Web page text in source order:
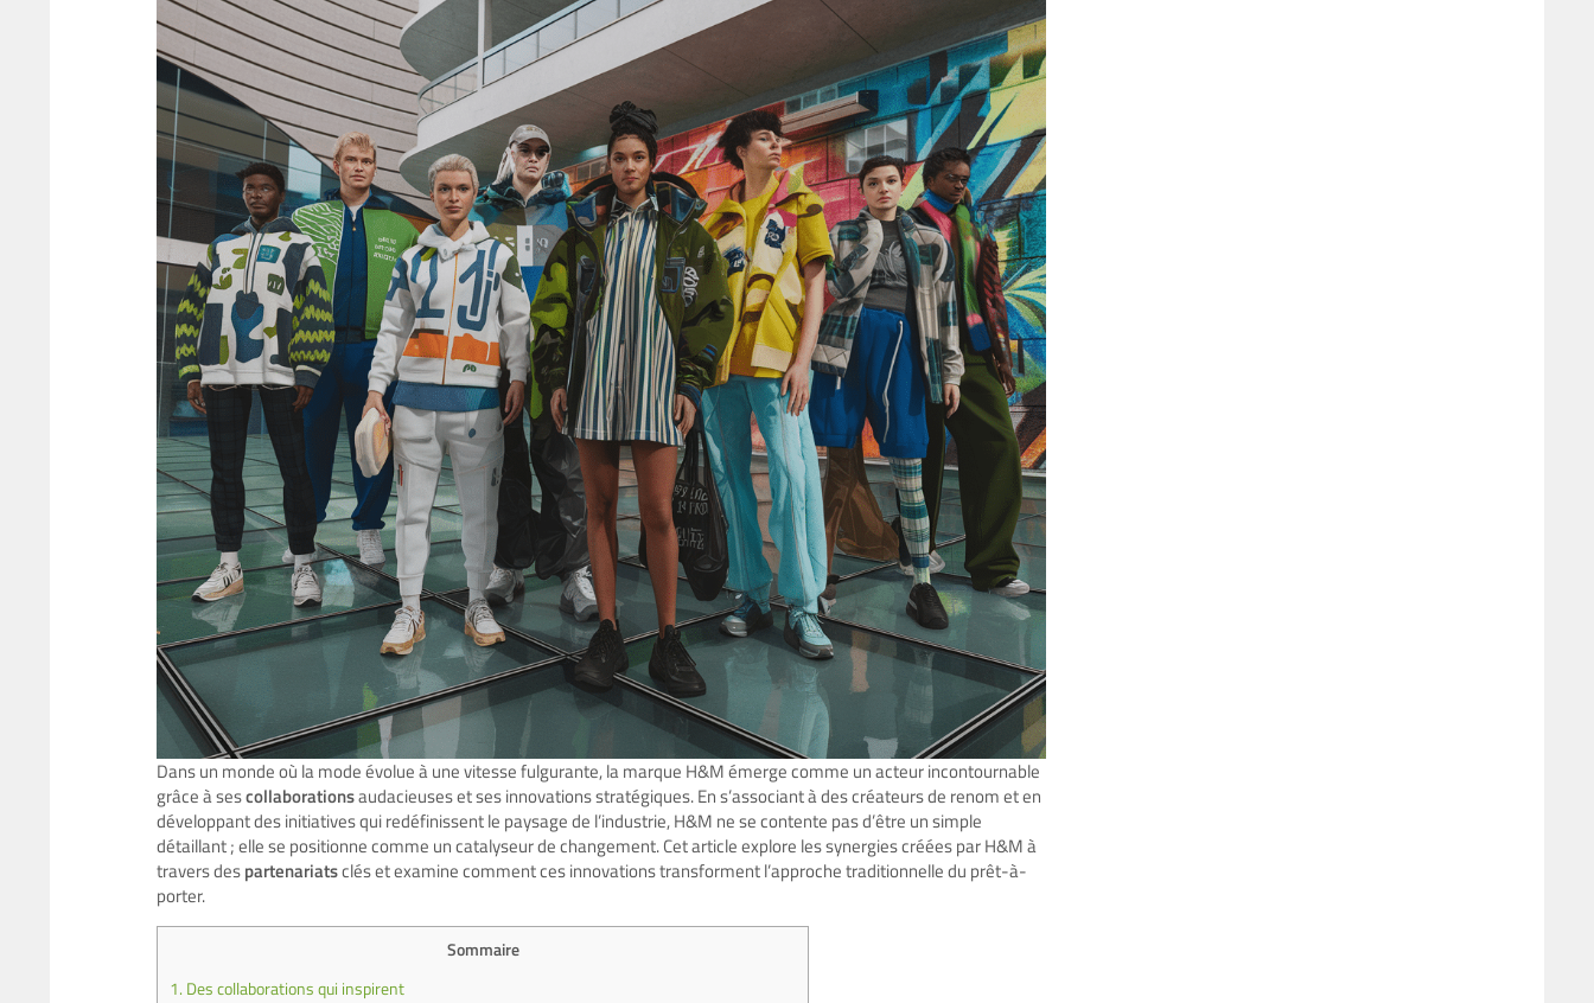
Dans un monde où la mode évolue à une vitesse fulgurante, la marque H&M émerge comme un acteur incontournable
grâce à sescollaborationsaudacieuses et ses innovations stratégiques. En s’associant à des créateurs de renom et en
développant des initiatives qui redéfinissent le paysage de l’industrie, H&M ne se contente pas d’être un simple
détaillant ; elle se positionne comme un catalyseur de changement. Cet article explore les synergies créées par H&M à
travers despartenariatsclés et examine comment ces innovations transforment l’approche traditionnelle du prêt-à-
porter.
Sommaire
1. Des collaborations qui inspirent